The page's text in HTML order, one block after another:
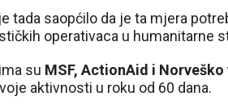
tada saopćilo da je ta mjera
operativaca u humanitarne
su MSF, ActionAid i
aktivnosti u roku od 60 dana.